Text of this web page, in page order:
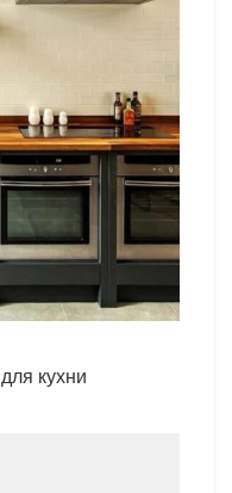
кухни